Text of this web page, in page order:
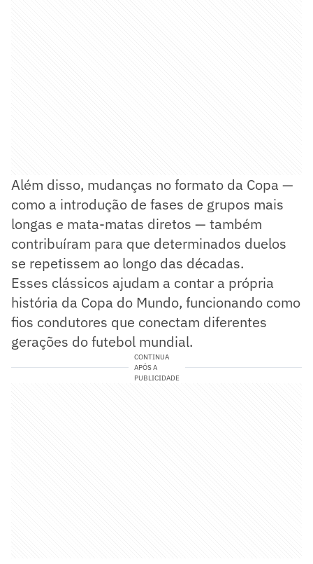
Além disso, mudanças no formato da Copa —
como a introdução de fases de grupos mais
longas e mata-matas diretos — também
contribuíram para que determinados duelos
se repetissem ao longo das décadas.
Esses clássicos ajudam a contar a própria
história da Copa do Mundo, funcionando como
fios condutores que conectam diferentes
gerações do futebol mundial.
CONTINUA
APÓS A
PUBLICIDADE